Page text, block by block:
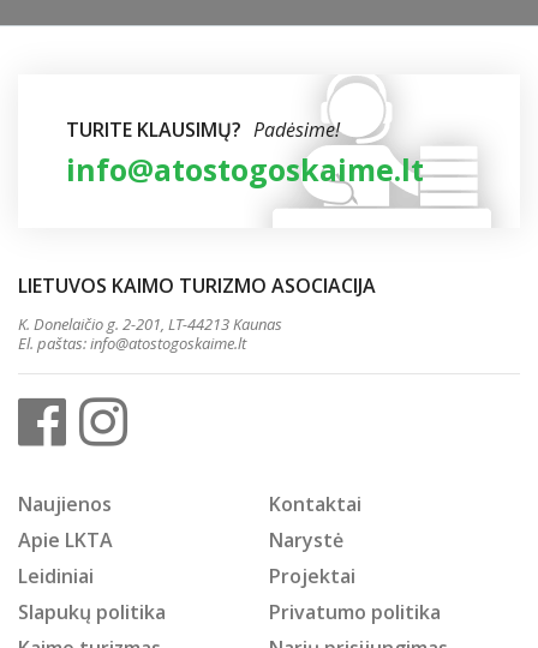
TURITE KLAUSIMŲ? Padėsime!
info@atostogoskaime.lt
LIETUVOS KAIMO TURIZMO ASOCIACIJA
K. Donelaičio g. 2-201, LT-44213 Kaunas
El. paštas:info@atostogoskaime.lt
Naujienos
Kontaktai
Apie LKTA
Narystė
Leidiniai
Projektai
Slapukų politika
Privatumo politika